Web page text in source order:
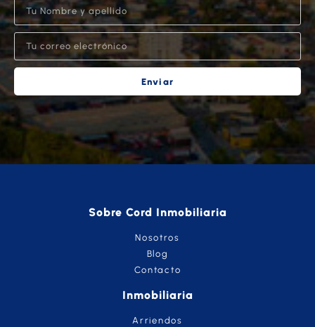
Enviar
Sobre Cord Inmobiliaria
Nosotros
Blog
Contacto
Inmobiliaria
Arriendos